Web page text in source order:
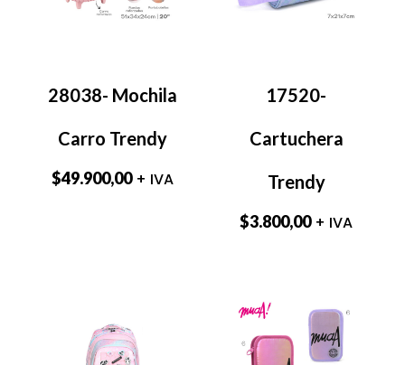
28038- Mochila
Carro Trendy
$49.900,00 + IVA
17520-
Cartuchera
Trendy
$3.800,00 + IVA